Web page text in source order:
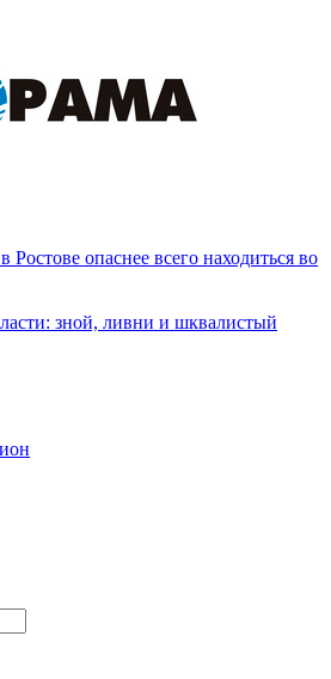
Ростове опаснее всего находиться во
зной, ливни и шквалистый